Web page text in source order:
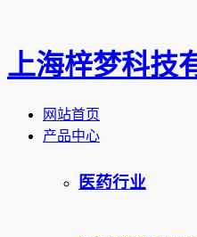
上海梓梦科技
网站首页
产品中心
医药行业